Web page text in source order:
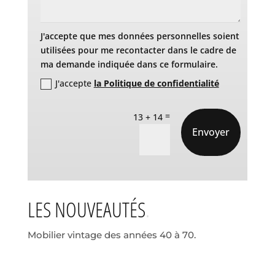
J'accepte que mes données personnelles soient
utilisées pour me recontacter dans le cadre de
ma demande indiquée dans ce formulaire.
J'accepte la Politique de confidentialité
13 + 14 =
Envoyer
LES NOUVEAUTÉS
Mobilier vintage des années 40 à 70.